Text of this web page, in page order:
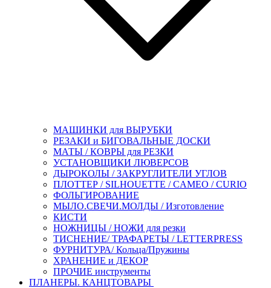
МАШИНКИ для ВЫРУБКИ
РЕЗАКИ и БИГОВАЛЬНЫЕ ДОСКИ
МАТЫ / КОВРЫ для РЕЗКИ
УСТАНОВЩИКИ ЛЮВЕРСОВ
ДЫРОКОЛЫ / ЗАКРУГЛИТЕЛИ УГЛОВ
ПЛОТТЕР / SILHOUETTE / CAMEO / CURIO
ФОЛЬГИРОВАНИЕ
МЫЛО.СВЕЧИ.МОЛДЫ / Изготовление
КИСТИ
НОЖНИЦЫ / НОЖИ для резки
ТИСНЕНИЕ/ ТРАФАРЕТЫ / LETTERPRESS
ФУРНИТУРА/ Кольца/Пружины
ХРАНЕНИЕ и ДЕКОР
ПРОЧИЕ инструменты
ПЛАНЕРЫ. КАНЦТОВАРЫ